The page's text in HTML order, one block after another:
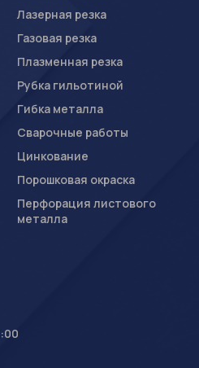
Лазерная резка
Газовая резка
Плазменная резка
Рубка гильотиной
Гибка металла
Сварочные работы
Цинкование
Порошковая окраска
Перфорация листового
металла